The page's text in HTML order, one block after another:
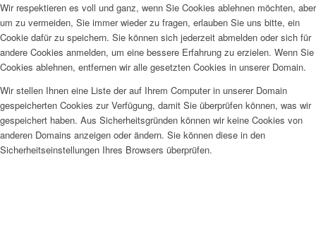
Wir respektieren es voll und ganz, wenn Sie Cookies ablehnen möchten, aber
um zu vermeiden, Sie immer wieder zu fragen, erlauben Sie uns bitte, ein
Cookie dafür zu speichern. Sie können sich jederzeit abmelden oder sich für
andere Cookies anmelden, um eine bessere Erfahrung zu erzielen. Wenn Sie
Cookies ablehnen, entfernen wir alle gesetzten Cookies in unserer Domain.
Wir stellen Ihnen eine Liste der auf Ihrem Computer in unserer Domain
gespeicherten Cookies zur Verfügung, damit Sie überprüfen können, was wir
gespeichert haben. Aus Sicherheitsgründen können wir keine Cookies von
anderen Domains anzeigen oder ändern. Sie können diese in den
Sicherheitseinstellungen Ihres Browsers überprüfen.